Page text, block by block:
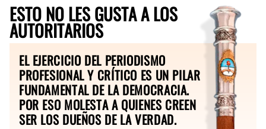
ESTO NO LES GUSTA A LOS
AUTORITARIOS
EL EJERCICIO DEL PERIODISMO
PROFESIONAL Y CRÍTICO ES UN PILAR
FUNDAMENTAL DE LA DEMOCRACIA.
POR ESO MOLESTA A QUIENES CREEN
SER LOS DUEÑOS DE LA VERDAD.